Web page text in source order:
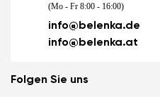
(Mo - Fr 8:00 - 16:00)
info@belenka.de
info@belenka.at
Folgen Sie uns